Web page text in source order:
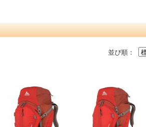
並び順：